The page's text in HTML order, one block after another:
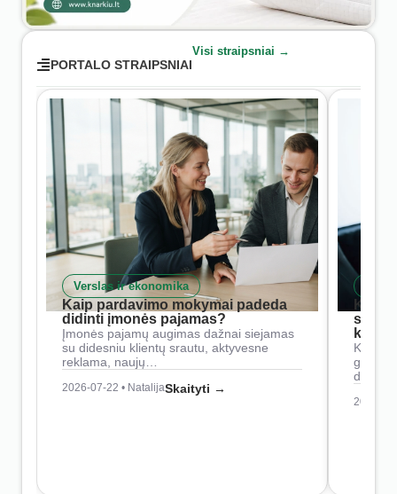
PORTALO STRAIPSNIAI
Visi straipsniai →
Verslas ir ekonomika
Kaip pardavimo mokymai padeda
didinti įmonės pajamas?
Įmonės pajamų augimas dažnai siejamas
su didesniu klientų srautu, aktyvesne
reklama, naujų…
2026-07-22 • NatalijaSkaityti →
Kaip
2026-